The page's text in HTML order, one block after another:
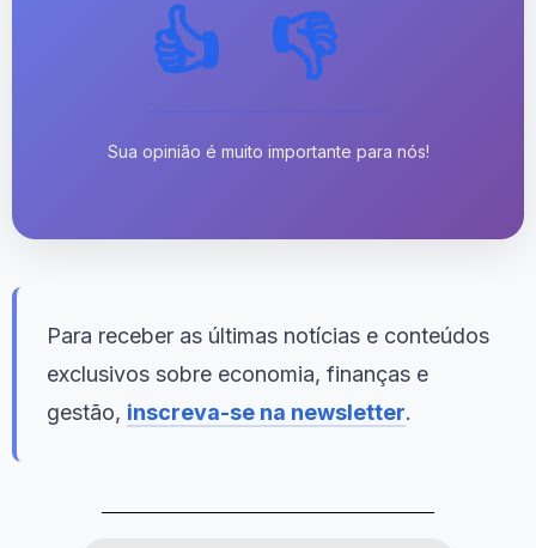
👍 👎
Sua opinião é muito importante para nós!
Para receber as últimas notícias e conteúdos
exclusivos sobre economia, finanças e
gestão, inscreva-se na newsletter.